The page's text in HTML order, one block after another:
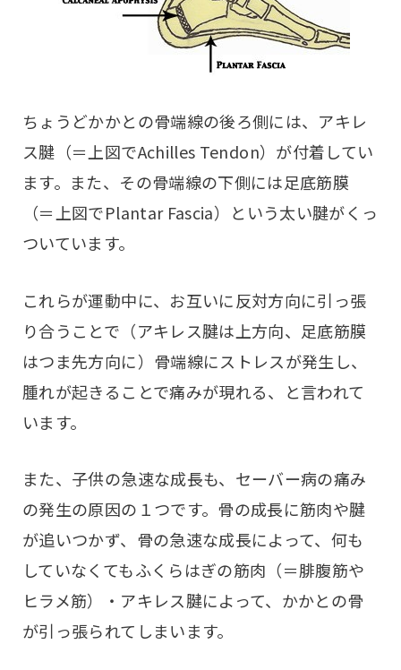
ちょうどかかとの骨端線の後ろ側には、アキレ
ス腱（＝上図でAchilles Tendon）が付着してい
ます。また、その骨端線の下側には足底筋膜
（＝上図でPlantar Fascia）という太い腱がくっ
ついています。
これらが運動中に、お互いに反対方向に引っ張
り合うことで（アキレス腱は上方向、足底筋膜
はつま先方向に）骨端線にストレスが発生し、
腫れが起きることで痛みが現れる、と言われて
います。
また、子供の急速な成長も、セーバー病の痛み
の発生の原因の１つです。骨の成長に筋肉や腱
が追いつかず、骨の急速な成長によって、何も
していなくてもふくらはぎの筋肉（＝腓腹筋や
ヒラメ筋）・アキレス腱によって、かかとの骨
が引っ張られてしまいます。